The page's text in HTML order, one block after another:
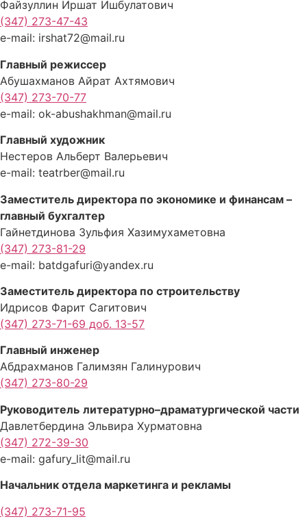
Файзуллин Иршат Ишбулатович
(347) 273-47-43
e-mail: irshat72@mail.ru
Главный режиссер
Абушахманов Айрат Ахтямович
(347) 273-70-77
e-mail: ok-abushakhman@mail.ru
Главный художник
Нестеров Альберт Валерьевич
e-mail: teatrber@mail.ru
Заместитель директора по экономике и финансам –
главный бухгалтер
Гайнетдинова Зульфия Хазимухаметовна
(347) 273-81-29
e-mail: batdgafuri@yandex.ru
Заместитель директора по строительству
Идрисов Фарит Сагитович
(347) 273-71-69 доб. 13-57
Главный инженер
Абдрахманов Галимзян Галинурович
(347) 273-80-29
Руководитель литературно–драматургической части
Давлетбердина Эльвира Хурматовна
(347) 272-39-30
e-mail: gafury_lit@mail.ru
Начальник отдела маркетинга и рекламы
(347) 273-71-95